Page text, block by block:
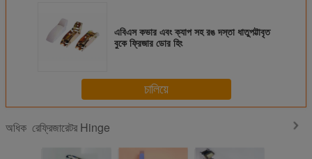
এবিএস কভার এবং ক্যাপ সহ রঙ দস্তা ধাতুপট্টাবৃত
বুকে ফ্রিজার ডোর হিং
চালিয়ে
অধিক রেফ্রিজারেটর Hinge